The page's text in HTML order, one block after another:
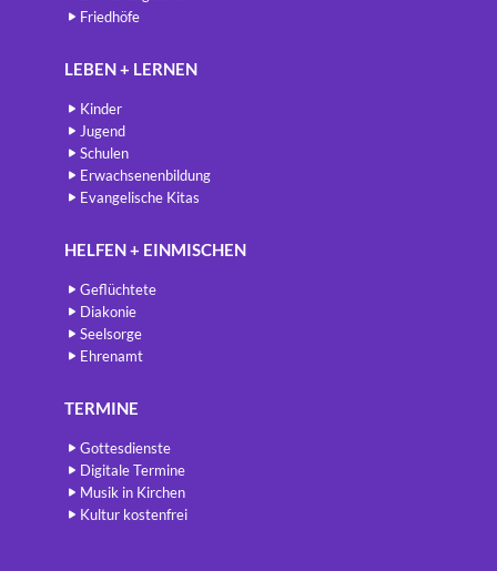
Friedhöfe
LEBEN + LERNEN
Kinder
Jugend
Schulen
Erwachsenenbildung
Evangelische Kitas
HELFEN + EINMISCHEN
Geflüchtete
Diakonie
Seelsorge
Ehrenamt
TERMINE
Gottesdienste
Digitale Termine
Musik in Kirchen
Kultur kostenfrei